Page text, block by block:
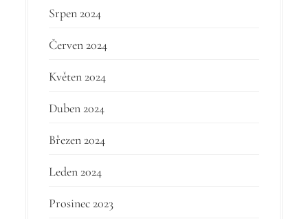
Srpen 2024
Červen 2024
Květen 2024
Duben 2024
Březen 2024
Leden 2024
Prosinec 2023